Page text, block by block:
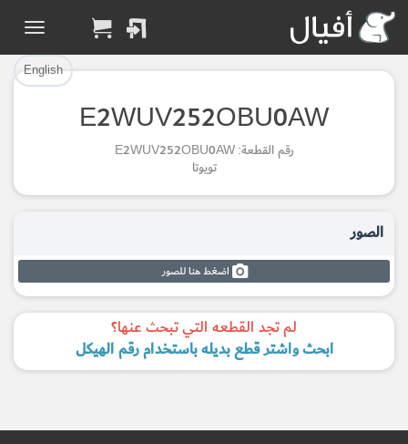
English
E2WUV252OBU0AW
رقم القطعة: E2WUV252OBU0AW
تويوتا
الصور
اضغط هنا للصور
لم تجد القطعه التي تبحث عنها؟
ابحث واشتر قطع بديله باستخدام رقم الهيكل
تم إضافة القطعة بنجاح.
الرجوع لصفحة البحث
Part Successfully
Selected
Return to Search Page
تم إضافة القطعة للسلة بنجاح.
إتمام عملية الشراء
Part Added to Cart
Checkout